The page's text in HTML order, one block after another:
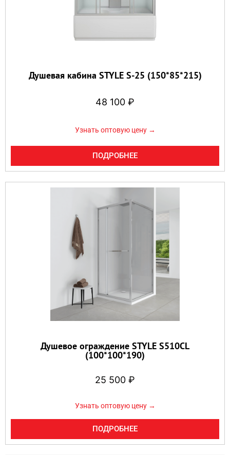
Душевая кабина STYLE S-25 (150*85*215)
48 100 ₽
Узнать оптовую цену →
ПОДРОБНЕЕ
Душевое ограждение STYLE S510CL
(100*100*190)
25 500 ₽
Узнать оптовую цену →
ПОДРОБНЕЕ